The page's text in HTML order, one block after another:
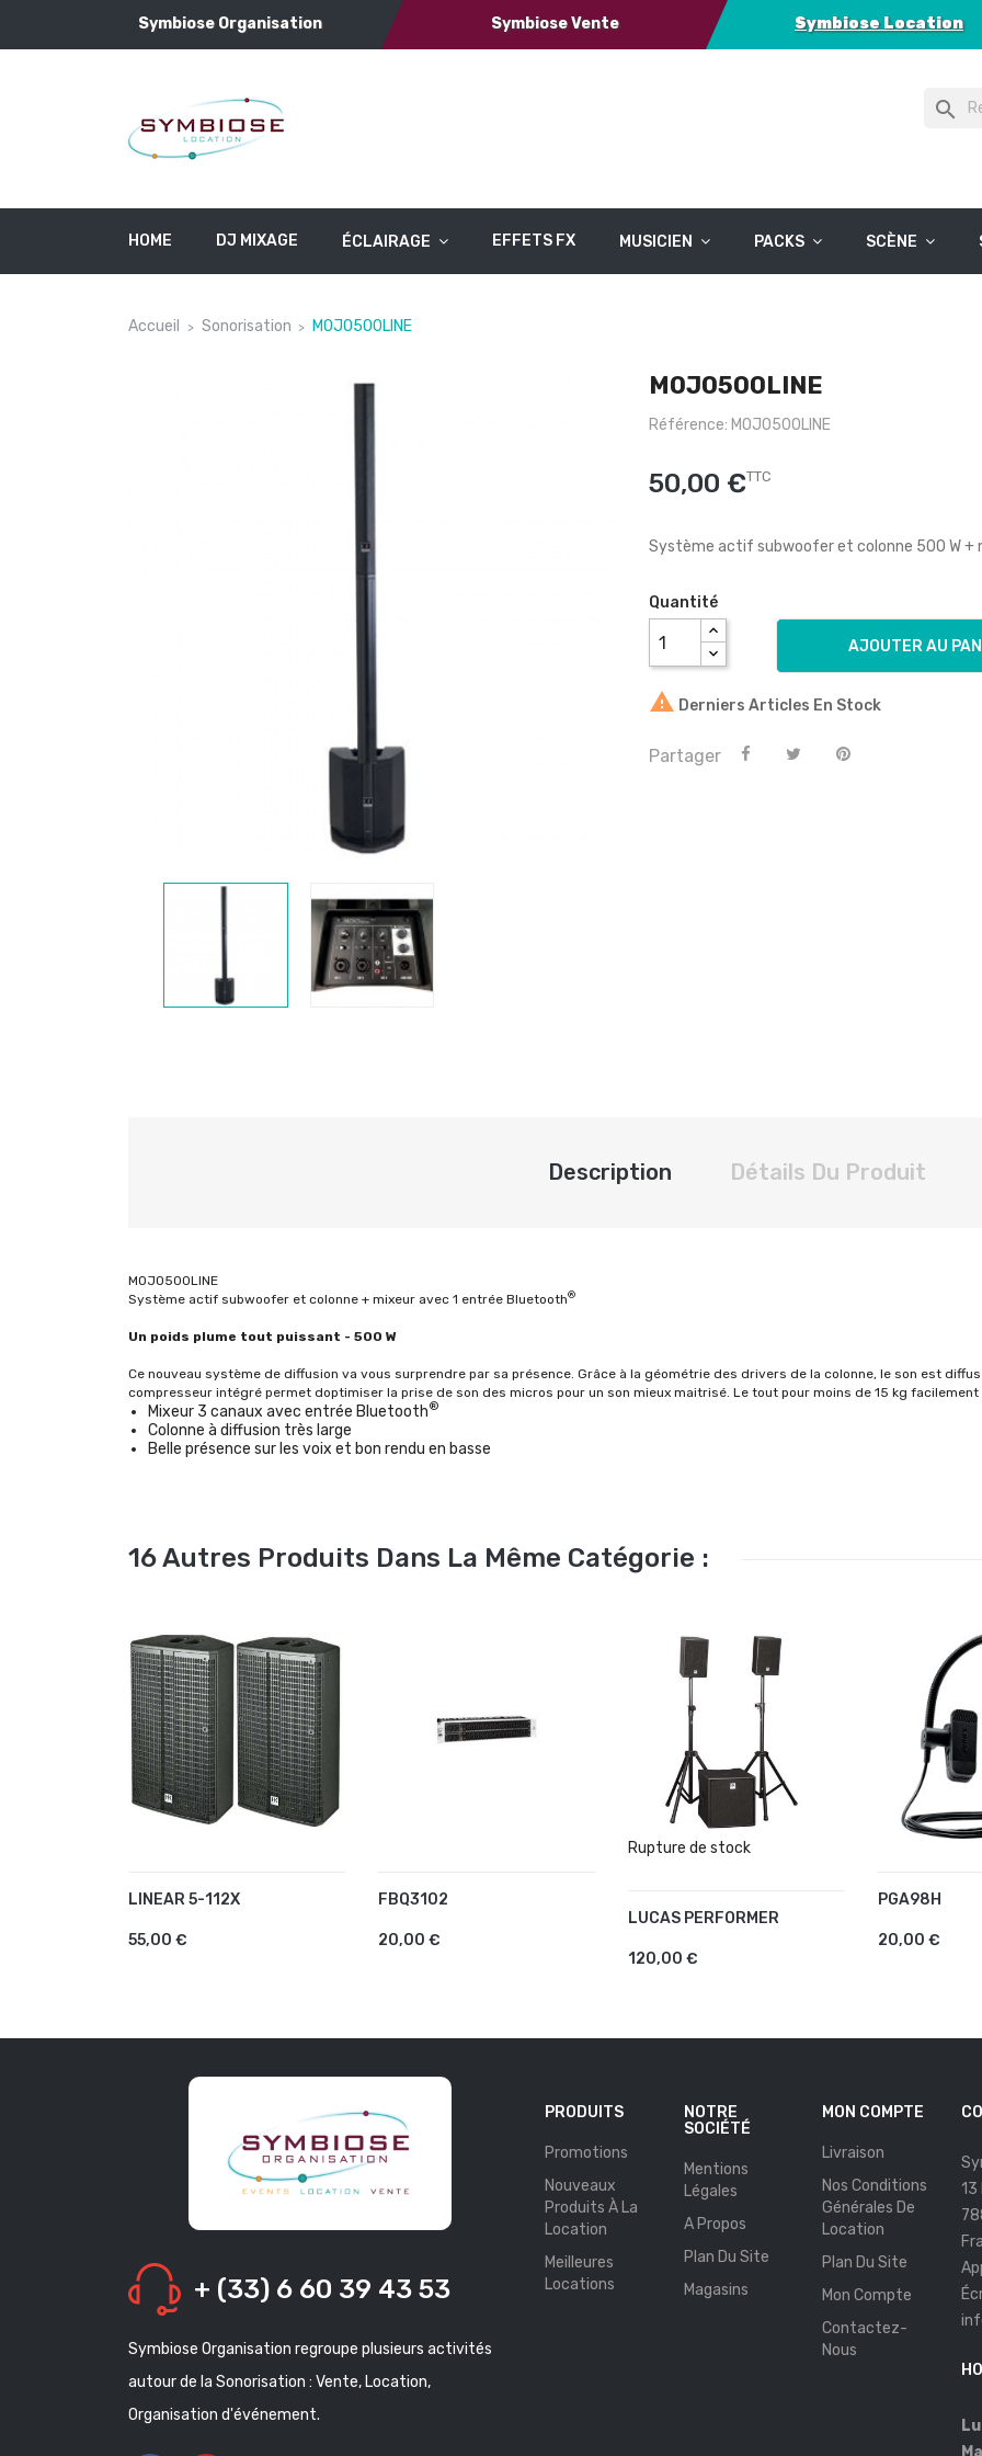
Symbiose Organisation Symbiose Vente Symbiose Location
search
HOME DJ MIXAGE ÉCLAIRAGE EFFETS FX MUSICIEN PACKS SCÈNE
Accueil Sonorisation MOJO500LINE
MOJO500LINE
Référence: MOJO500LINE
50,00 €TTC
Système actif subwoofer et colonne 500 W +
Quantité
AJOUTER AU
 Derniers Articles En Stock
Partager
Description Détails Du Produit
MOJO500LINE
Système actif subwoofer et colonne + mixeur avec 1 entrée Bluetooth®
Un poids plume tout puissant - 500 W
Ce nouveau système de diffusion va vous surprendre par sa présence. Grâce à la géométrie des drivers de la colonne, le son est
compresseur intégré permet doptimiser la prise de son des micros pour un son mieux maitrisé. Le tout pour moins de 15 kg
Mixeur 3 canaux avec entrée Bluetooth®
Colonne à diffusion très large
Belle présence sur les voix et bon rendu en basse
16 Autres Produits Dans La Même Catégorie :
LINEAR 5-112X
55,00 €
AJOUTER AU PANIER FBQ3102
20,00 €
AJOUTER AU PANIER
Rupture de stock
LUCAS PERFORMER
120,00 €
AJOUTER AU PANIER
PGA98H
20,00 €
AJOUTER
+ (33) 6 60 39 43 53
Symbiose Organisation regroupe plusieurs activités
autour de la Sonorisation : Vente, Location,
Organisation d'événement.
PRODUITS
Promotions
Nouveaux
Produits À La
Location
Meilleures
Locations
NOTRE
SOCIÉTÉ
Mentions
Légales
A Propos
Plan Du Site
Magasins
MON COMPTE
Livraison
Nos Conditions
Générales De
Location
Plan Du Site
Mon Compte
Contactez-
Nous